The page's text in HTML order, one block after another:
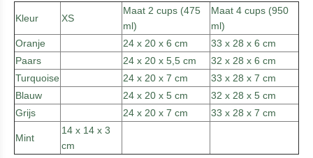
Kleur XS
Maat 2 cups (475
ml)
Maat 4 cups (950
ml)
Oranje
24 x 20 x 6 cm
33 x 28 x 6 cm
Paars
24 x 20 x 5,5 cm
32 x 28 x 6 cm
Turquoise
24 x 20 x 7 cm
33 x 28 x 7 cm
Blauw
24 x 20 x 5 cm
32 x 28 x 5 cm
Grijs
24 x 20 x 7 cm 33 x 28 x 7 cm
Mint
14 x 14 x 3
cm